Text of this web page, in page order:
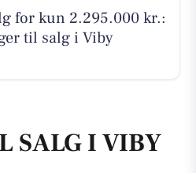
for kun 2.295.000 kr.:
til salg i Viby
SALG I VIBY